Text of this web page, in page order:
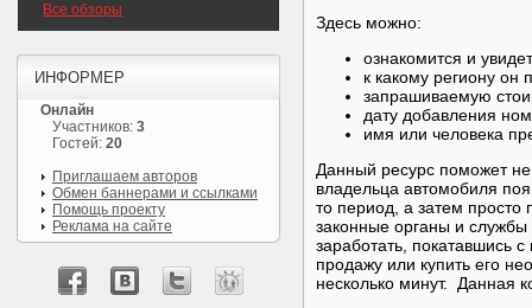
Здесь можно:
ознакомится и
к какому региону он
запрашиваемую
дату добавления
имя или человека
Данный ресурс поможет
владельца автомобиля
то период, а затем просто
законные органы и
заработать, покатавшись
продажу или купить его
несколько минут. Данная
Все обзоры
ИНФОРМЕР
Онлайн
Участников: 3
Гостей: 20
Приглашаем авторов
Обмен баннерами и ссылками
Помощь проекту
Реклама на сайте